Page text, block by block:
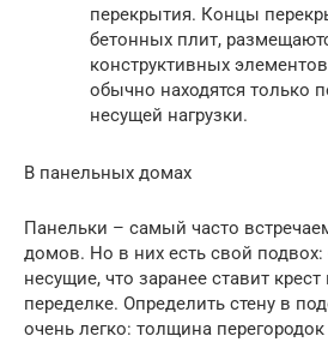
перекрытия. Концы
бетонных плит,
конструктивных
обычно находятся только
несущей нагрузки.
В панельных домах
Панельки – самый часто
домов. Но в них есть свой
несущие, что заранее ставит
переделке. Определить стену в
очень легко: толщина перегородок